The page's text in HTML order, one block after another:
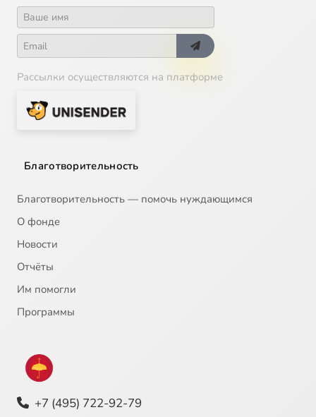
Рассылки осуществляются на платформе
Благотворительность
Благотворительность — помочь нуждающимся
О фонде
Новости
Отчёты
Им помогли
Программы
+7 (495) 722-92-79